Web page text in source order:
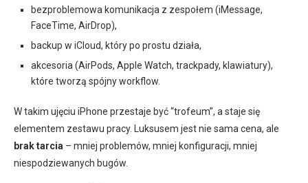
bezproblemowa komunikacja z zespołem (iMessage,
FaceTime, AirDrop),
backup w iCloud, który po prostu działa,
akcesoria (AirPods, Apple Watch, trackpady, klawiatury),
które tworzą spójny workflow.
W takim ujęciu iPhone przestaje być “trofeum”, a staje się
elementem zestawu pracy. Luksusem jest nie sama cena, ale
brak tarcia – mniej problemów, mniej konfiguracji, mniej
niespodziewanych bugów.